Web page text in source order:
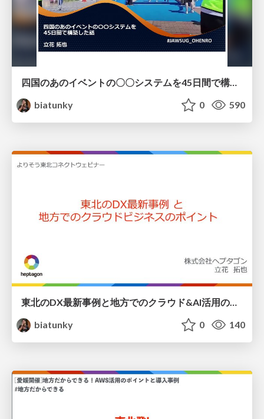
四国のあのイベントの〇〇システムを45日間で構築した話 / cloudohenro2024_tachibana
biatunky
0 590
biatunky
0 140